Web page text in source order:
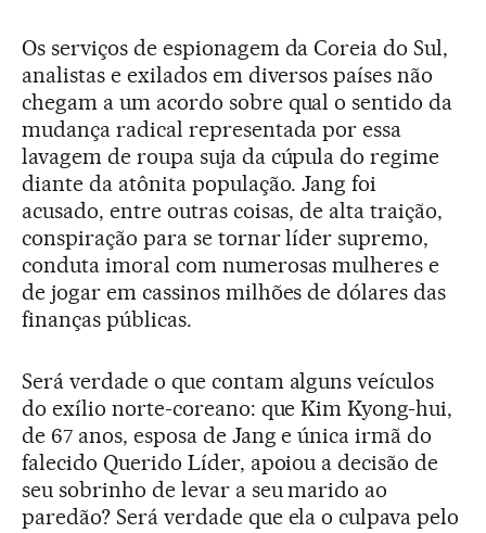
Os serviços de espionagem da Coreia do Sul,
analistas e exilados em diversos países não
chegam a um acordo sobre qual o sentido da
mudança radical representada por essa
lavagem de roupa suja da cúpula do regime
diante da atônita população. Jang foi
acusado, entre outras coisas, de alta traição,
conspiração para se tornar líder supremo,
conduta imoral com numerosas mulheres e
de jogar em cassinos milhões de dólares das
finanças públicas.
Será verdade o que contam alguns veículos
do exílio norte-coreano: que Kim Kyong-hui,
de 67 anos, esposa de Jang e única irmã do
falecido Querido Líder, apoiou a decisão de
seu sobrinho de levar a seu marido ao
paredão? Será verdade que ela o culpava pelo